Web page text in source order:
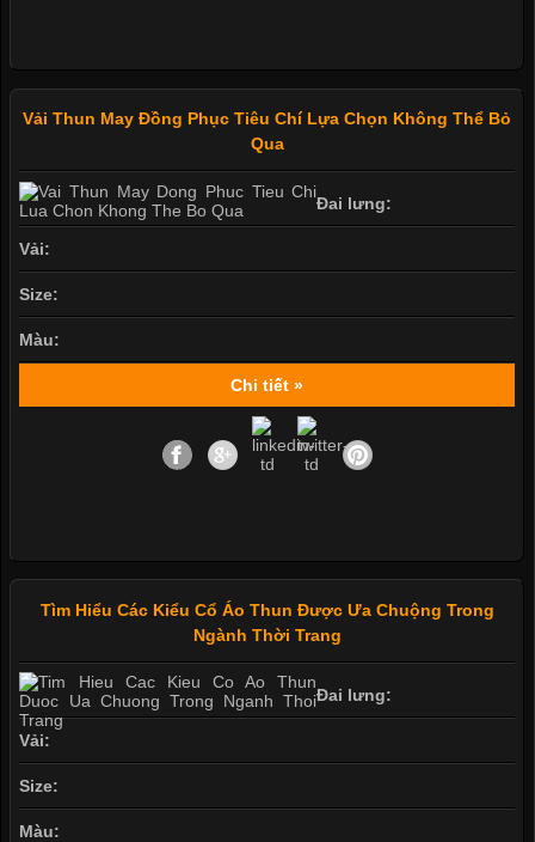
Vải Thun May Đồng Phục Tiêu Chí Lựa Chọn Không Thể Bỏ
Qua
Đai lưng:
Vải:
Size:
Màu:
Chi tiết »
Tìm Hiểu Các Kiểu Cổ Áo Thun Được Ưa Chuộng Trong
Ngành Thời Trang
Đai lưng:
Vải:
Size:
Màu: